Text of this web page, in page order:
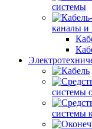
системы
каналы и
системы
системы